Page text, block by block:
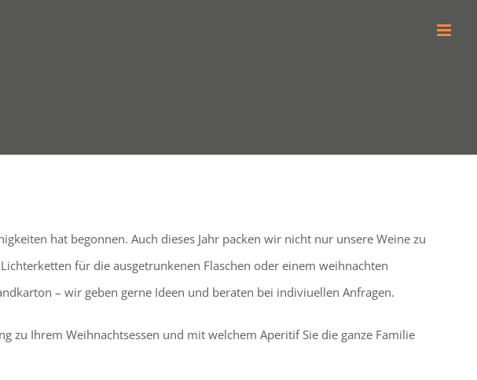
hat begonnen. Auch dieses Jahr packen wir nicht nur unsere Weine zu
für die ausgetrunkenen Flaschen oder einem weihnachten
– wir geben gerne Ideen und beraten bei indiviuellen Anfragen.
zu Ihrem Weihnachtsessen und mit welchem Aperitif Sie die ganze Familie